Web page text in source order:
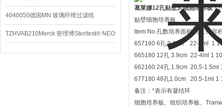
4040050德国MN 玻璃纤维过滤纸
TZHVAB210Merck 密理博Steritest® NEO
设备
葛莱娜12孔贴壁式细胞培养板12
贴壁细胞培养板
Item No.孔数培养面积/孔工作容
657160 6孔 9.6cm 22-5ml 1
665180 12孔 3.9cm 22-4ml 1
662160 24孔 1.9cm 20.5-1.5ml
677180 48孔1.0cm 20.5-1ml 1
备注：*表示有凝结环
细胞培养板、组织培养板、